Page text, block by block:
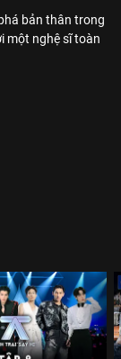
bản thân trong
một nghệ sĩ toàn